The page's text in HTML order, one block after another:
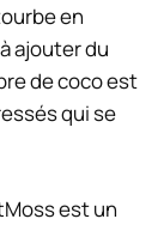
en
ajouter du
de coco est
qui se
est un